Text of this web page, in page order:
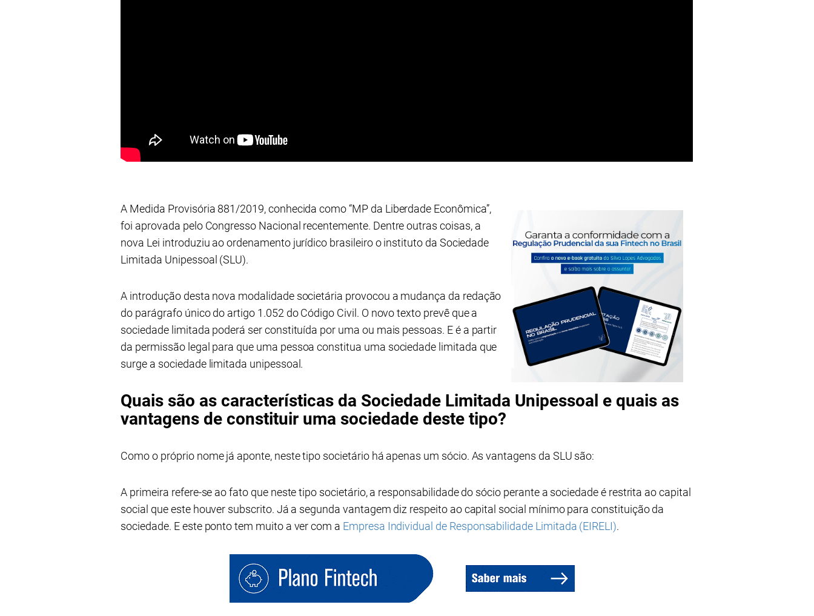
A Medida Provisória 881/2019, conhecida como “MP da Liberdade Econômica”,
foi aprovada pelo Congresso Nacional recentemente. Dentre outras coisas, a
nova Lei introduziu ao ordenamento jurídico brasileiro o instituto da Sociedade
Limitada Unipessoal (SLU).
A introdução desta nova modalidade societária provocou a mudança da redação
do parágrafo único do artigo 1.052 do Código Civil. O novo texto prevê que a
sociedade limitada poderá ser constituída por uma ou mais pessoas. E é a partir
da permissão legal para que uma pessoa constitua uma sociedade limitada que
surge a sociedade limitada unipessoal.
Quais são as características da Sociedade Limitada Unipessoal e quais as
vantagens de constituir uma sociedade deste tipo?
Como o próprio nome já aponte, neste tipo societário há apenas um sócio. As vantagens da SLU são:
A primeira refere-se ao fato que neste tipo societário, a responsabilidade do sócio perante a sociedade é restrita ao capital
social que este houver subscrito. Já a segunda vantagem diz respeito ao capital social mínimo para constituição da
sociedade. E este ponto tem muito a ver com a Empresa Individual de Responsabilidade Limitada (EIRELI).